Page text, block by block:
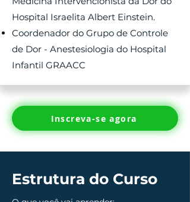
Hospital Israelita Albert Einstein.
Coordenador do Grupo de Controle
de Dor - Anestesiologia do Hospital
Infantil GRAACC
Inscreva-se agora
Estrutura do Curso